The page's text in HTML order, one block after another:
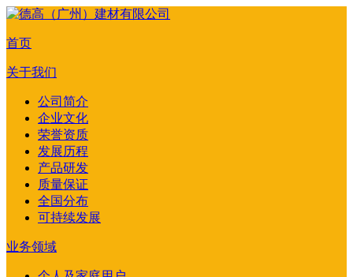
首页
关于我们
公司简介
企业文化
荣誉资质
发展历程
产品研发
质量保证
全国分布
可持续发展
业务领域